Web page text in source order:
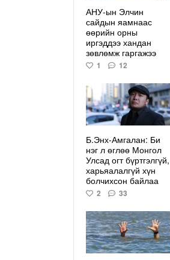
АНУ-ын Элчин
сайдын яамнаас
өөрийн орны
иргэддээ хандан
зөвлөмж гаргажээ
1 12
Б.Энх-Амгалан: Би
нэг л өглөө Монгол
Улсад огт бүртгэлгүй,
харьяалалгүй хүн
болчихсон байлаа
2 33